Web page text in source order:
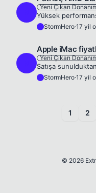
Yeni Çıkan
StormHero·17 yil
Apple iMac
Yeni Çıkan
StormHero·17 yil
1 2
© 2026